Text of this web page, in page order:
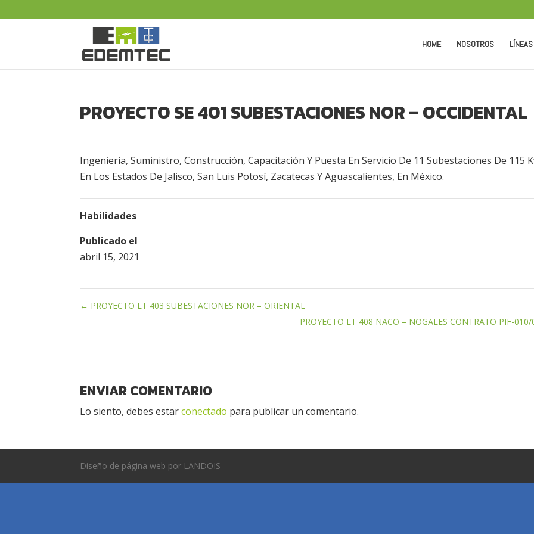
HOME NOSOTROS
PROYECTO SE 401 SUBESTACIONES NOR – OCCIDENTAL
Ingeniería, Suministro, Construcción, Capacitación Y Puesta En Servicio De 11 Subestaciones De 115
En Los Estados De Jalisco, San Luis Potosí, Zacatecas Y Aguascalientes, En México.
Habilidades
Publicado el
abril 15, 2021
← PROYECTO LT 403 SUBESTACIONES NOR – ORIENTAL
PROYECTO LT 408 NACO – NOGALES CONTRATO PIF-010/
ENVIAR COMENTARIO
Lo siento, debes estarconectado para publicar un comentario.
Diseño de página web por LANDOIS